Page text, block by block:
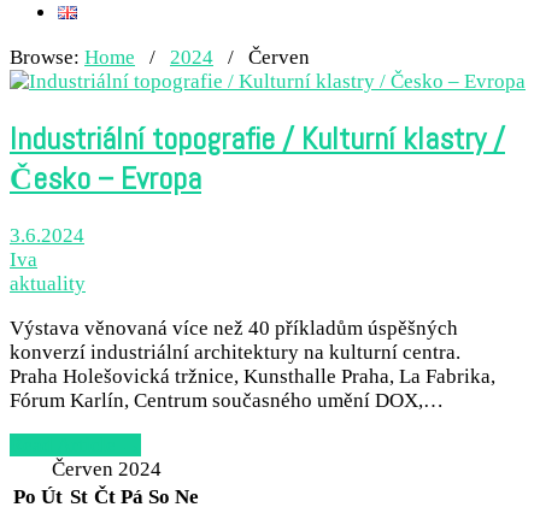
Browse: Home / 2024 / Červen
Industriální topografie / Kulturní klastry /
Česko – Evropa
3.6.2024
Iva
aktuality
Výstava věnovaná více než 40 příkladům úspěšných
konverzí industriální architektury na kulturní centra.
Praha Holešovická tržnice, Kunsthalle Praha, La Fabrika,
Fórum Karlín, Centrum současného umění DOX,…
Červen 2024
Po Út St Čt Pá So Ne